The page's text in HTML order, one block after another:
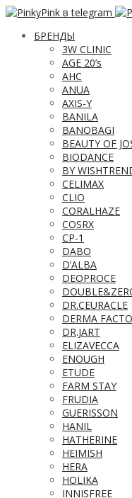
БРЕНДЫ
3W CLINIC
AGE 20’s
AHC
ANUA
AXIS-Y
BANILA
BANOBAGI
BEAUTY OF
BIODANCE
BY
CELIMAX
CLIO
CORALHAZE
COSRX
CP-1
DABO
D’ALBA
DEOPROCE
DR.CEURACLE
DERMA
DR.JART
ELIZAVECCA
ENOUGH
ETUDE
FARM STAY
FRUDIA
GUERISSON
HANIL
HATHERINE
HEIMISH
HERA
HOLIKA
INNISFREE